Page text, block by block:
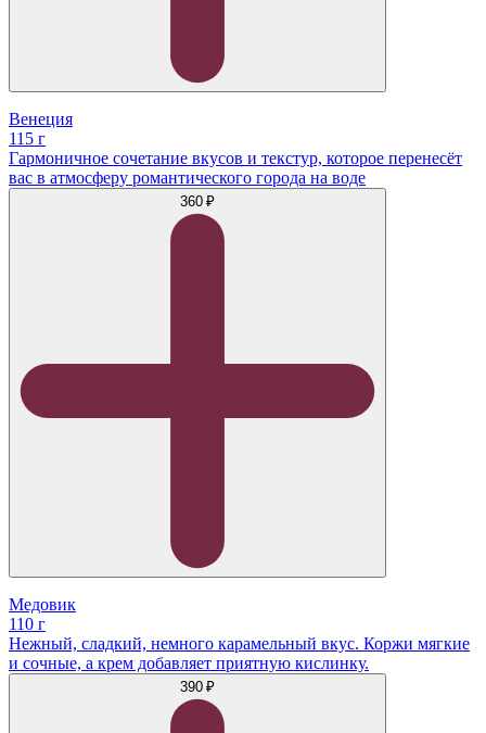
Венеция
115 г
Гармоничное сочетание вкусов и текстур, которое перенесёт
вас в атмосферу романтического города на воде
360 ₽
Медовик
110 г
Нежный, сладкий, немного карамельный вкус. Коржи мягкие
и сочные, а крем добавляет приятную кислинку.
390 ₽